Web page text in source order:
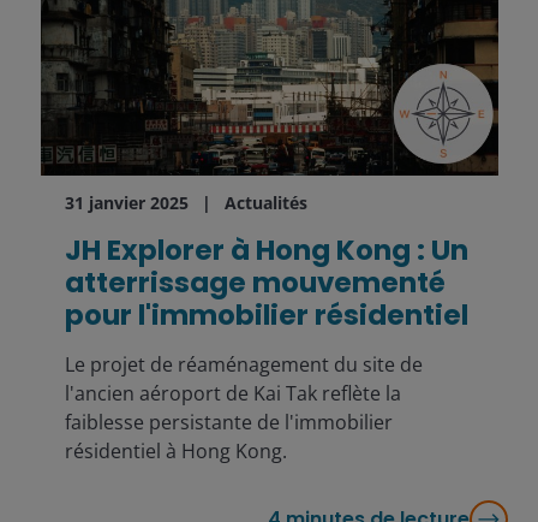
31 janvier 2025 Actualités
JH Explorer à Hong Kong : Un
atterrissage mouvementé
pour l'immobilier résidentiel
Le projet de réaménagement du site de
l'ancien aéroport de Kai Tak reflète la
faiblesse persistante de l'immobilier
résidentiel à Hong Kong.